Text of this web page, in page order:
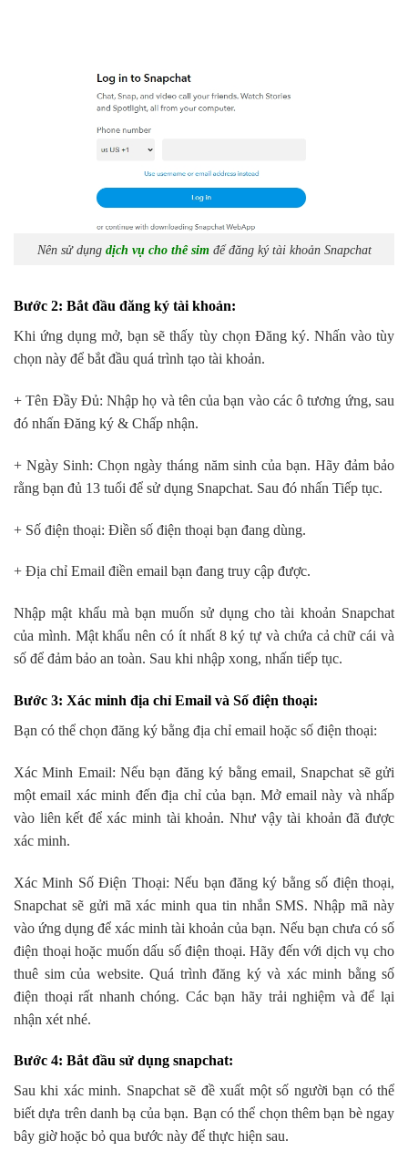
Nên sử dụng dịch vụ cho thê simđể đăng ký tài khoản Snapchat
Bước 2: Bắt đầu đăng ký tài khoản:
Khi ứng dụng mở, bạn sẽ thấy tùy chọn Đăng ký. Nhấn vào tùy
chọn này để bắt đầu quá trình tạo tài khoản.
+ Tên Đầy Đủ: Nhập họ và tên của bạn vào các ô tương ứng, sau
đó nhấn Đăng ký & Chấp nhận.
+ Ngày Sinh: Chọn ngày tháng năm sinh của bạn. Hãy đảm bảo
rằng bạn đủ 13 tuổi để sử dụng Snapchat. Sau đó nhấn Tiếp tục.
+ Số điện thoại: Điền số điện thoại bạn đang dùng.
+ Địa chỉ Email điền email bạn đang truy cập được.
Nhập mật khẩu mà bạn muốn sử dụng cho tài khoản Snapchat
của mình. Mật khẩu nên có ít nhất 8 ký tự và chứa cả chữ cái và
số để đảm bảo an toàn. Sau khi nhập xong, nhấn tiếp tục.
Bước 3: Xác minh địa chỉ Email và Số điện thoại:
Bạn có thể chọn đăng ký bằng địa chỉ email hoặc số điện thoại:
Xác Minh Email: Nếu bạn đăng ký bằng email, Snapchat sẽ gửi
một email xác minh đến địa chỉ của bạn. Mở email này và nhấp
vào liên kết để xác minh tài khoản. Như vậy tài khoản đã được
xác minh.
Xác Minh Số Điện Thoại: Nếu bạn đăng ký bằng số điện thoại,
Snapchat sẽ gửi mã xác minh qua tin nhắn SMS. Nhập mã này
vào ứng dụng để xác minh tài khoản của bạn. Nếu bạn chưa có số
điện thoại hoặc muốn dấu số điện thoại. Hãy đến với dịch vụ cho
thuê sim của website. Quá trình đăng ký và xác minh bằng số
điện thoại rất nhanh chóng. Các bạn hãy trải nghiệm và để lại
nhận xét nhé.
Bước 4: Bắt đầu sử dụng snapchat:
Sau khi xác minh. Snapchat sẽ đề xuất một số người bạn có thể
biết dựa trên danh bạ của bạn. Bạn có thể chọn thêm bạn bè ngay
bây giờ hoặc bỏ qua bước này để thực hiện sau.